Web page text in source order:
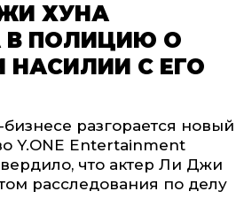
ХУНА
ПОЛИЦИЮ О
С ЕГО
разгорается новый
Y.ONE Entertainment
что актер Ли Джи
расследования по делу